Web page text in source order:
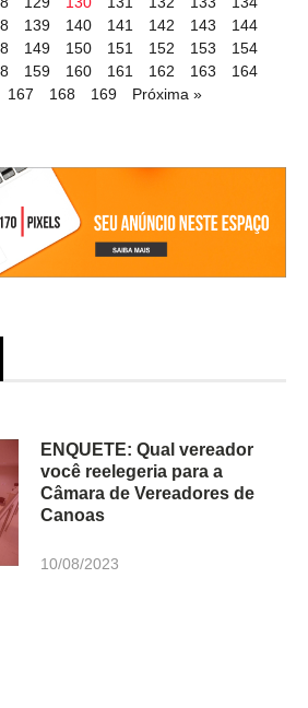
139 140 141 142 143
144
149 150 151 152 153
154
159 160 161 162 163
164
167 168 169 Próxima »
ENQUETE: Qual vereador
você reelegeria para a
Câmara de Vereadores de
Canoas
10/08/2023